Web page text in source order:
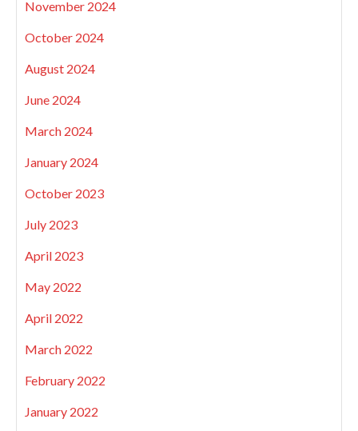
November 2024
October 2024
August 2024
June 2024
March 2024
January 2024
October 2023
July 2023
April 2023
May 2022
April 2022
March 2022
February 2022
January 2022